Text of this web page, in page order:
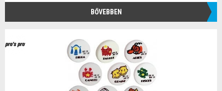
BŐVEBBEN